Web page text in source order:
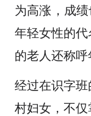
为高涨，成
年轻女性的
的老人还称呼
经过在识字
村妇女，不